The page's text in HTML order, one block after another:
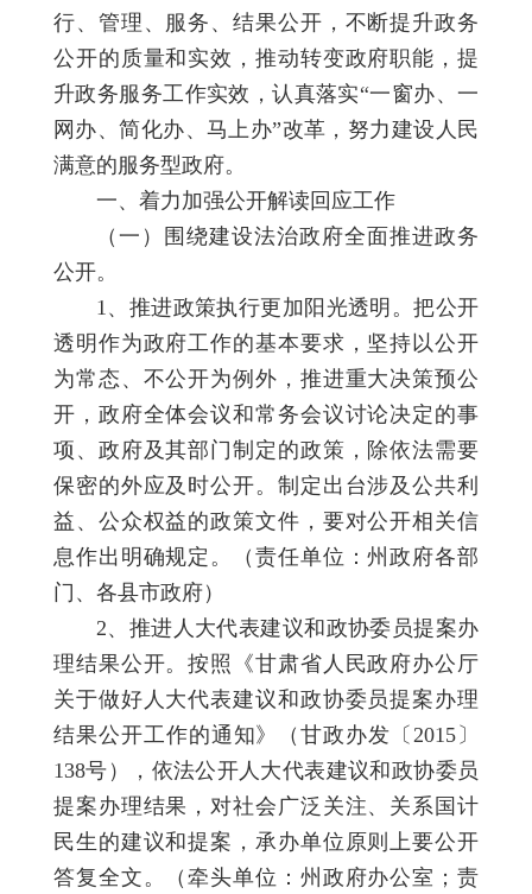
行、管理、服务、结果公开，不断提升政务
公开的质量和实效，推动转变政府职能，提
升政务服务工作实效，认真落实“一窗办、一
网办、简化办、马上办”改革，努力建设人民
满意的服务型政府。
一、着力加强公开解读回应工作
（一）围绕建设法治政府全面推进政务
公开。
1、推进政策执行更加阳光透明。把公开
透明作为政府工作的基本要求，坚持以公开
为常态、不公开为例外，推进重大决策预公
开，政府全体会议和常务会议讨论决定的事
项、政府及其部门制定的政策，除依法需要
保密的外应及时公开。制定出台涉及公共利
益、公众权益的政策文件，要对公开相关信
息作出明确规定。（责任单位：州政府各部
门、各县市政府）
2、推进人大代表建议和政协委员提案办
理结果公开。按照《甘肃省人民政府办公厅
关于做好人大代表建议和政协委员提案办理
结果公开工作的通知》（甘政办发〔2015〕
138号），依法公开人大代表建议和政协委员
提案办理结果，对社会广泛关注、关系国计
民生的建议和提案，承办单位原则上要公开
答复全文。（牵头单位：州政府办公室；责